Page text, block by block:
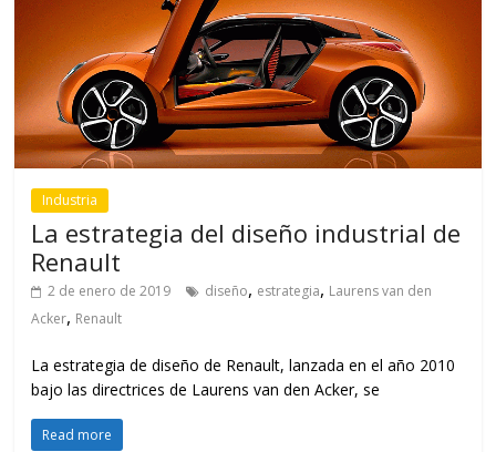
Industria
La estrategia del diseño industrial de
Renault
2 de enero de 2019 diseño, estrategia, Laurens van den
Acker, Renault
La estrategia de diseño de Renault, lanzada en el año 2010
bajo las directrices de Laurens van den Acker, se
Read more